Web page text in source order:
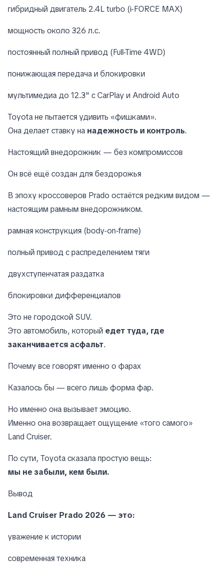
гибридный двигатель 2.4L turbo (i-FORCE MAX)
мощность около 326 л.с.
постоянный полный привод (Full-Time 4WD)
понижающая передача и блокировки
мультимедиа до 12.3" с CarPlay и Android Auto
Toyota не пытается удивить «фишками».
Она делает ставку на надежность и контроль.
Настоящий внедорожник — без компромиссов
Он всё ещё создан для бездорожья
В эпоху кроссоверов Prado остаётся редким видом —
настоящим рамным внедорожником.
рамная конструкция (body-on-frame)
полный привод с распределением тяги
двухступенчатая раздатка
блокировки дифференциалов
Это не городской SUV.
Это автомобиль, который едет туда, где
заканчивается асфальт.
Почему все говорят именно о фарах
Казалось бы — всего лишь форма фар.
Но именно она вызывает эмоцию.
Именно она возвращает ощущение «того самого»
Land Cruiser.
По сути, Toyota сказала простую вещь:
мы не забыли, кем были.
Вывод
Land Cruiser Prado 2026 — это:
уважение к истории
современная техника